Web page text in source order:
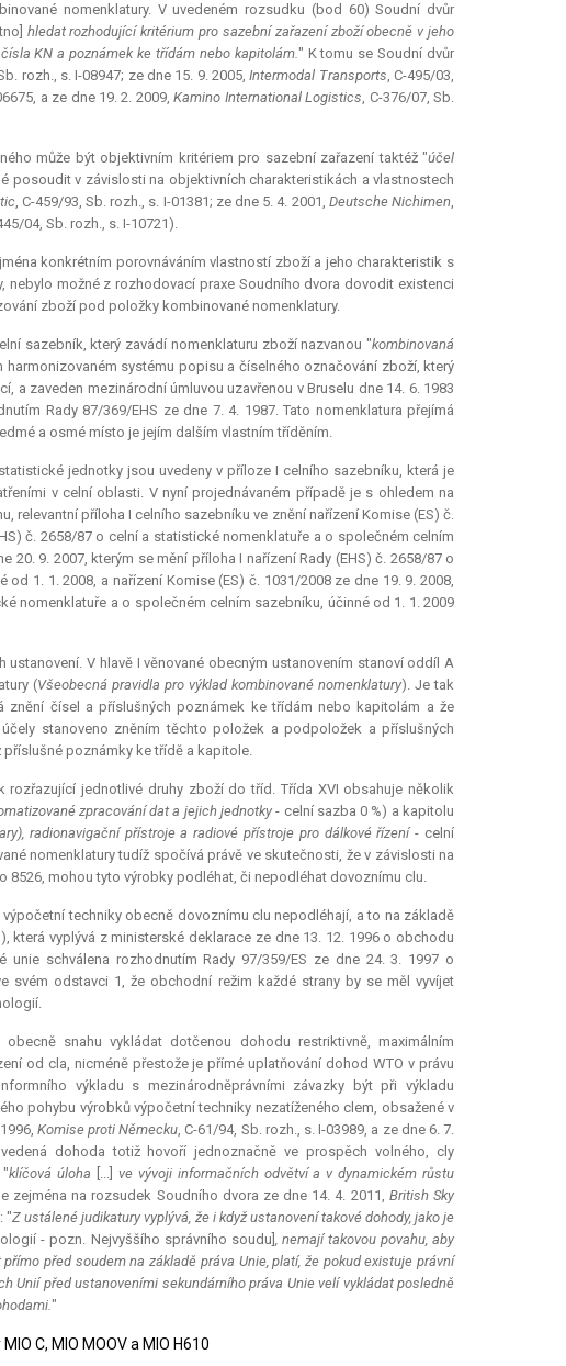
nomenklatury. V uvedeném rozsudku (bod 60) Soudní dvůr
hledat rozhodující kritérium pro sazební zařazení zboží obecně v jeho
KN a poznámek ke třídám nebo kapitolám." K tomu se Soudní dvůr
rozh., s. I-08947; ze dne 15. 9. 2005,Intermodal Transports, C-495/03,
a ze dne 19. 2. 2009,Kamino International Logistics, C-376/07, Sb.
může být objektivním kritériem pro sazební zařazení taktéž "účel
posoudit v závislosti na objektivních charakteristikách a vlastnostech
, C-459/93, Sb. rozh., s. I-01381; ze dne 5. 4. 2001, Deutsche Nichimen,
04, Sb. rozh., s. I-10721).
konkrétním porovnáváním vlastností zboží a jeho charakteristik s
možné z rozhodovací praxe Soudního dvora dovodit existenci
zboží pod položky kombinované nomenklatury.
sazebník, který zavádí nomenklaturu zboží nazvanou "kombinovaná
systému popisu a číselného označování zboží, který
a zaveden mezinárodní úmluvou uzavřenou v Bruselu dne 14. 6. 1983
Rady 87/369/EHS ze dne 7. 4. 1987. Tato nomenklatura přejímá
a osmé místo je jejím dalším vlastním tříděním.
jednotky jsou uvedeny v příloze I celního sazebníku, která je
v celní oblasti. V nyní projednávaném případě je s ohledem na
relevantnípříloha I celního sazebníku ve znění nařízení Komise (ES) č.
č. 2658/87 o celní a statistické nomenklatuře a o společném celním
20. 9. 2007, kterým se mění příloha I nařízení Rady (EHS) č. 2658/87 o
1. 1. 2008, a nařízení Komise (ES) č. 1031/2008 ze dne 19. 9. 2008,
nomenklatuře a o společném celním sazebníku, účinné od 1. 1. 2009
V hlavě I věnované obecným ustanovením stanoví oddíl A
(Všeobecná pravidla pro výklad kombinované nomenklatury). Je tak
znění čísel a příslušných poznámek ke třídám nebo kapitolám a že
stanoveno zněním těchto položek a podpoložek a příslušných
poznámky ke třídě a kapitole.
rozřazující jednotlivé druhy zboží do tříd. Třída XVI obsahuje několik
zpracování dat a jejich jednotky- celní sazba 0 %) a kapitolu
radionavigační přístroje a radiové přístroje pro dálkové řízení- celní
nomenklatury tudíž spočívá právě ve skutečnosti, že v závislosti na
8526, mohou tyto výrobky podléhat, či nepodléhat dovoznímu clu.
techniky obecně dovoznímu clu nepodléhají, a to na základě
která vyplývá z ministerské deklarace ze dne 13. 12. 1996 o obchodu
schválena rozhodnutím Rady 97/359/ES ze dne 24. 3. 1997 o
svém odstavci 1, že obchodní režim každé strany by se měl vyvíjet
snahu vykládat dotčenou dohodu restriktivně, maximálním
od cla, nicméně přestože je přímé uplatňování dohod WTO v právu
výkladu s mezinárodněprávními závazky být při výkladu
pohybu výrobků výpočetní techniky nezatíženého clem, obsažené v
Komise proti Německu, C-61/94, Sb. rozh., s. I-03989, a ze dne 6. 7.
dohoda totiž hovoří jednoznačně ve prospěch volného, cly
"klíčová úloha [...] ve vývoji informačních odvětví a v dynamickém růstu
na rozsudek Soudního dvora ze dne 14. 4. 2011, British Sky
"Z ustálené judikatury vyplývá, že i když ustanovení takové dohody, jako je
- pozn. Nejvyššího správního soudu] , nemají takovou povahu, aby
před soudem na základě práva Unie, platí, že pokud existuje právní
Unií před ustanoveními sekundárního práva Unie velí vykládat posledně
"
C, MIO MOOV a MIO H610